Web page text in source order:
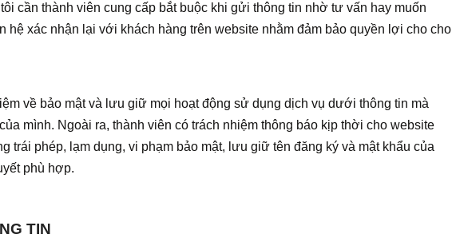
cần thành viên cung cấp bắt buộc khi gửi thông tin nhờ tư vấn hay muốn
hệ xác nhận lại với khách hàng trên website nhằm đảm bảo quyền lợi cho cho
về bảo mật và lưu giữ mọi hoạt động sử dụng dịch vụ dưới thông tin mà
mình. Ngoài ra, thành viên có trách nhiệm thông báo kịp thời cho website
trái phép, lạm dụng, vi phạm bảo mật, lưu giữ tên đăng ký và mật khẩu của
phù hợp.
TIN